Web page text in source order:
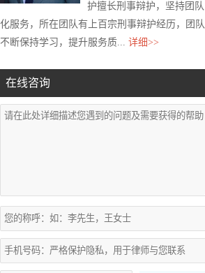
护擅长刑事辩护，坚持团队
化服务，所在团队有上百宗刑事辩护经历，团队
不断保持学习，提升服务质... 详细>>
在线咨询